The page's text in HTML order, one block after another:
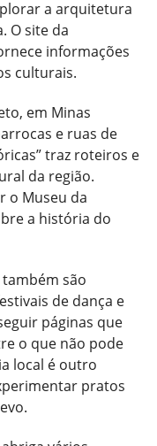
a arquitetura
O site da
informações
culturais.
em Minas
e ruas de
traz roteiros e
da região.
o Museu da
a história do
são
de dança e
páginas que
o que não pode
local é outro
pratos